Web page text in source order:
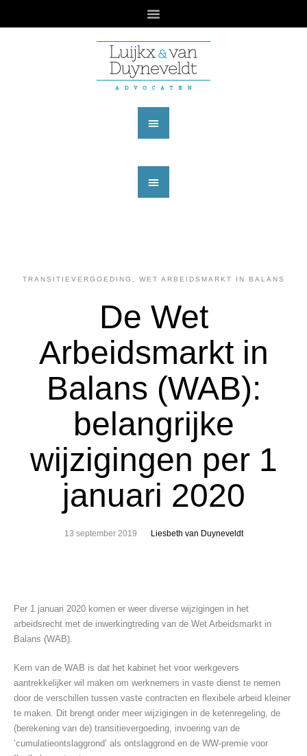
TRANSITIEVERGOEDING WET ARBEIDSMARKT IN BALANS
De Wet
Arbeidsmarkt in
Balans (WAB):
belangrijke
wijzigingen per 1
januari 2020
13 september 2019 Liesbeth van Duyneveldt
Per 1 januari 2020 komen er weer diverse wijzigingen in het
arbeidsrecht met de inwerkingtreding van de Wet Arbeidsmarkt in
Balans (WAB).
Kern van de WAB is dat het kabinet het voor werkgevers
aantrekkelijker wil maken om werknemers in vaste dienst te nemen
door de verschillen tussen vaste contracten en flexibele arbeid kleiner
te maken. Dit brengt onder meer wijzigingen in de ketenregeling, de
(berekening van de) transitievergoeding, invoering van de
‘cumulatieontslaggrond’ als ontslaggrond en de WW-premie voor